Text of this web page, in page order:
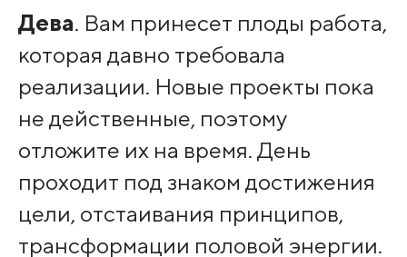
Дева. Вам принесет плоды работа,
которая давно требовала
реализации. Новые проекты пока
не действенные, поэтому
отложите их на время. День
проходит под знаком достижения
цели, отстаивания принципов,
трансформации половой энергии.